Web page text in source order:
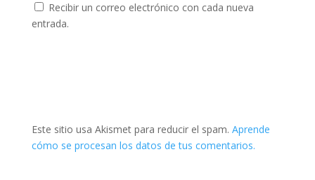
Recibir un correo electrónico con cada nueva
entrada.
Este sitio usa Akismet para reducir el spam. Aprende
cómo se procesan los datos de tus comentarios.